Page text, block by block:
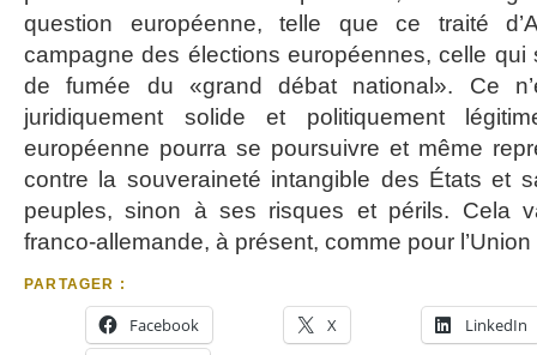
question européenne, telle que ce traité
campagne des élections européennes, celle qui
de fumée du «grand débat national». Ce
juridiquement solide et politiquement
européenne pourra se poursuivre et même
contre la souveraineté intangible des États et
peuples, sinon à ses risques et périls. Cela
franco-allemande, à présent, comme pour
PARTAGER :
Facebook X
LinkedIn